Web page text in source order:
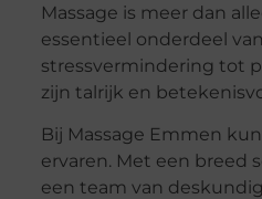
Massage is meer dan
essentieel onderdeel
stressvermindering tot
zijn talrijk en
Bij Massage Emmen
ervaren. Met een breed
een team van